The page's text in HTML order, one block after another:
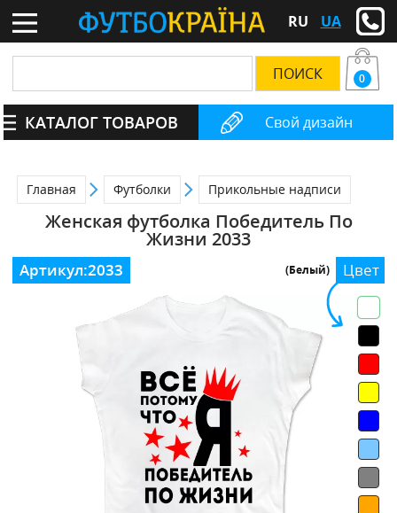
RU UA
Свой дизайн
0
КАТАЛОГ ТОВАРОВ
Главная Футболки Прикольные надписи
Женская футболка Победитель По
Жизни 2033
Цвет
(Белый)
Артикул:2033